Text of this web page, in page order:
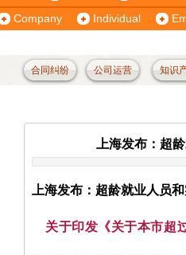
Company Individual
公司运营
合同纠纷 知识
上海发布：超
上海发布：超龄就业人员
关于印发《关于本市超